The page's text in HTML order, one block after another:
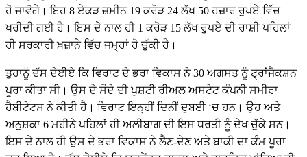
ਹੋ ਜਾਵੋਗੇ। ਇਹ 8 ਏਕੜ ਜ਼ਮੀਨ 19 ਕਰੋੜ 24 ਲੱਖ 50 ਹਜ਼ਾਰ ਰੁਪਏ ਵਿੱਚ
ਖਰੀਦੀ ਗਈ ਹੈ। ਇਸ ਦੇ ਨਾਲ ਹੀ 1 ਕਰੋੜ 15 ਲੱਖ ਰੁਪਏ ਦੀ ਰਾਸ਼ੀ ਪਹਿਲਾਂ
ਹੀ ਸਰਕਾਰੀ ਖ਼ਜ਼ਾਨੇ ਵਿੱਚ ਜਮ੍ਹਾਂ ਹੋ ਚੁੱਕੀ ਹੈ।
ਤੁਹਾਨੂੰ ਦੱਸ ਦੇਈਏ ਕਿ ਵਿਰਾਟ ਦੇ ਭਰਾ ਵਿਕਾਸ ਨੇ 30 ਅਗਸਤ ਨੂੰ ਟ੍ਰਾਂਜੈਕਸ਼ਨ
ਪੂਰਾ ਕੀਤਾ ਸੀ। ਉਸ ਦੇ ਸੌਦੇ ਦੀ ਪੁਸ਼ਟੀ ਰੀਅਲ ਅਸਟੇਟ ਕੰਪਨੀ ਸਮੀਰਾ
ਹੈਬੀਟੇਟਸ ਨੇ ਕੀਤੀ ਹੈ। ਵਿਰਾਟ ਇਨ੍ਹੀਂ ਦਿਨੀਂ ਦੁਬਈ ‘ਚ ਹਨ। ਉਹ ਅਤੇ
ਅਨੁਸ਼ਕਾ 6 ਮਹੀਨੇ ਪਹਿਲਾਂ ਹੀ ਅਲੀਬਾਗ ਦੀ ਇਸ ਧਰਤੀ ਨੂੰ ਦੇਖ ਚੁੱਕੇ ਸਨ।
ਇਸ ਦੇ ਨਾਲ ਹੀ ਉਸ ਦੇ ਭਰਾ ਵਿਕਾਸ ਨੇ ਲੈਣ-ਦੇਣ ਅਤੇ ਬਾਕੀ ਦਾ ਕੰਮ ਪੂਰਾ